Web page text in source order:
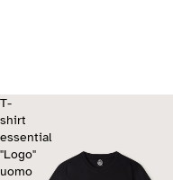
T-
shirt
essential
"Logo"
uomo